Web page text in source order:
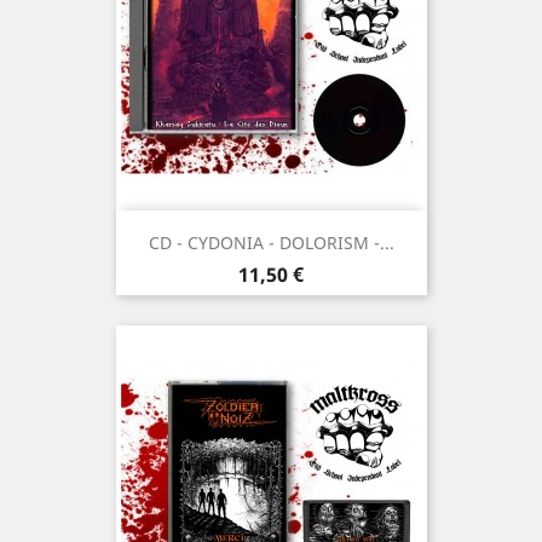
CD - CYDONIA - DOLORISM -...
Prix
11,50 €